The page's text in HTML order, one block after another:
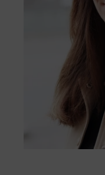
założenia, od
przez budowę,